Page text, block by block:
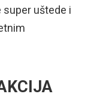
uštede i